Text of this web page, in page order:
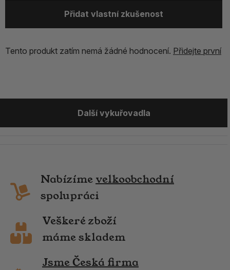
Přidat vlastní zkušenost
Tento produkt zatím nemá žádné hodnocení. Přidejte první
Další vykuřovadla
Nabízíme velkoobchodní
spolupráci
Veškeré zboží
máme skladem
Jsme Česká firma